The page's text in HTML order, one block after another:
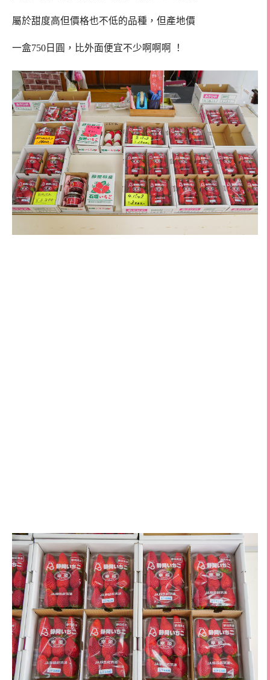
屬於甜度高但價格也不低的品種，但產地價
一盒750日圓，比外面便宜不少啊啊啊 ！